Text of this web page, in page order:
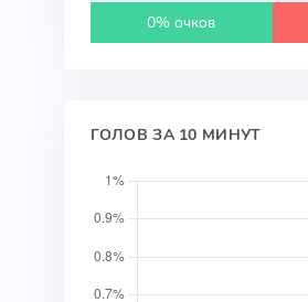
0% очков
ГОЛОВ ЗА 10 МИНУТ